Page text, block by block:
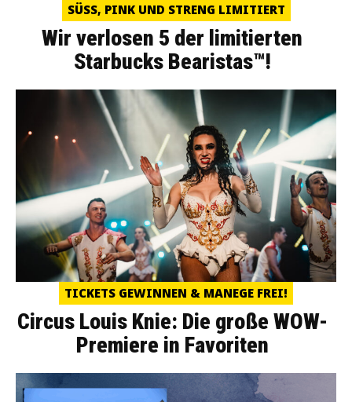
SÜSS, PINK UND STRENG LIMITIERT
Wir verlosen 5 der limitierten
Starbucks Bearistas™!
TICKETS GEWINNEN & MANEGE FREI!
Circus Louis Knie: Die große WOW-
Premiere in Favoriten